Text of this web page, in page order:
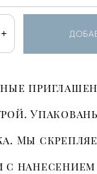
Мы
с